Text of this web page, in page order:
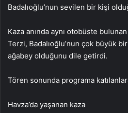
Badalıoğlu’nun sevilen bir kişi
Kaza anında aynı otobüste
Terzi, Badalıoğlu’nun çok büyük
ağabey olduğunu dile getirdi.
Tören sonunda programa
Havza’da yaşanan kaza